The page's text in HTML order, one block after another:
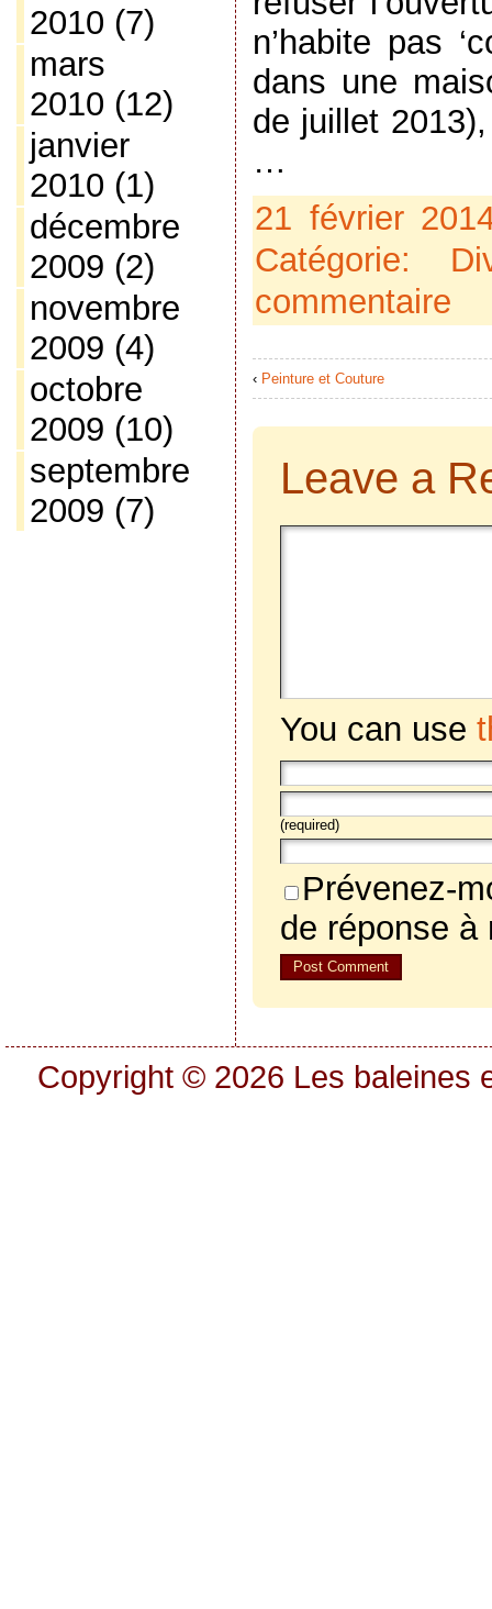
2010 (7)
mars
2010 (12)
janvier
2010 (1)
décembre
2009 (2)
novembre
2009 (4)
octobre
2009 (10)
septembre
2009 (7)
n’habite pas
dans une
de juillet 2013),
…
21 février
Catégorie:
commentaire
‹ Peinture et Couture
Leave a
You can use
(required)
Prévenez-
de réponse à
Copyright © 2026 Les baleines